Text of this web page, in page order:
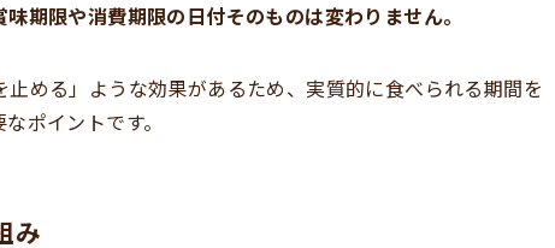
期限や消費期限の日付そのものは変わりません。
める」ような効果があるため、実質的に食べられる期間を
ポイントです。
み